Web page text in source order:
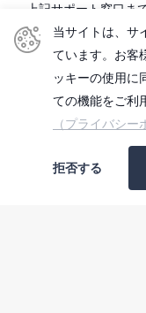
上記サポート窓口ま
■古物商許可証
株式会社センチュリー
＜古物商許可証＞
東京都公安委員会
第306609903513号
当サイトは、サ
ています。お客
ッキーの使用に
ての機能をご利
（プライバシー
拒否する